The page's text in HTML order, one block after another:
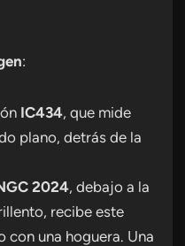
:
IC434, que mide
plano, detrás de la
2024, debajo a la
recibe este
con una hoguera. Una